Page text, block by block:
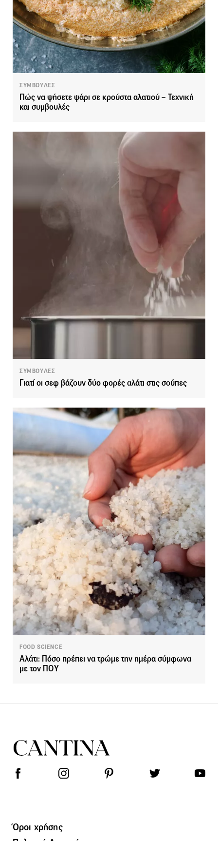
ΣΥΜΒΟΥΛΕΣ
Πώς να ψήσετε ψάρι σε κρούστα αλατιού – Τεχνική
και συμβουλές
ΣΥΜΒΟΥΛΕΣ
Γιατί οι σεφ βάζουν δύο φορές αλάτι στις σούπες
FOOD SCIENCE
Αλάτι: Πόσο πρέπει να τρώμε την ημέρα σύμφωνα
με τον ΠΟΥ
Όροι χρήσης